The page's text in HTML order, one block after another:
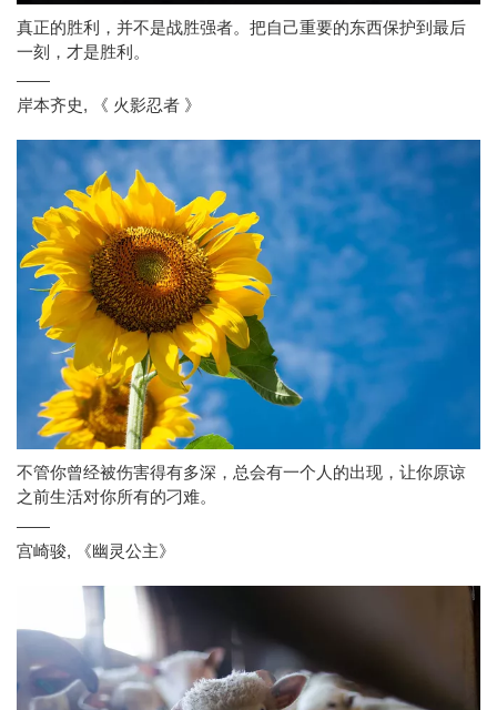
真正的胜利，并不是战胜强者。把自己重要的东西保护到最后
一刻，才是胜利。
——
岸本齐史, 《 火影忍者 》
不管你曾经被伤害得有多深，总会有一个人的出现，让你原谅
之前生活对你所有的刁难。
——
宫崎骏, 《幽灵公主》